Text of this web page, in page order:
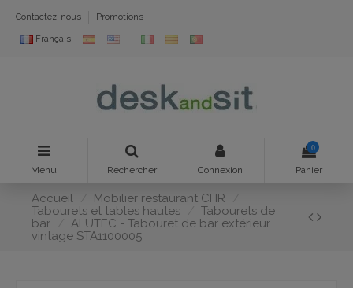
Contactez-nous Promotions
Français
Menu Rechercher Connexion
0
Panier
Accueil
Mobilier restaurant CHR
Tabourets et tables hautes
Tabourets de
bar
ALUTEC - Tabouret de bar extérieur
vintage STA1100005